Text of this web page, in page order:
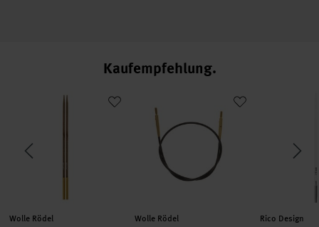
Kaufempfehlung
KnitPro Nadelspitzen auswechselbar Birkenholz
Hersteller:
Wolle Rödel
KnitPro Nadelseil auswechselbar
Hersteller:
Wolle Rödel Hersteller:
Rico Design